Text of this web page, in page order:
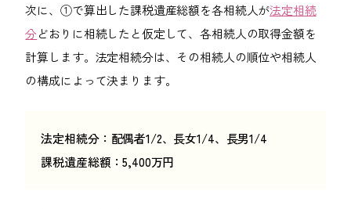
次に、①で算出した課税遺産総額を各相続人が法定相続
分どおりに相続したと仮定して、各相続人の取得金額を
計算します。法定相続分は、その相続人の順位や相続人
の構成によって決まります。
法定相続分：配偶者1/2、長女1/4、長男1/4
課税遺産総額：5,400万円